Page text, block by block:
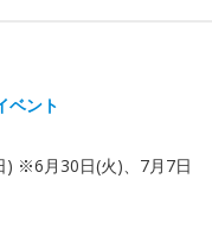
ベント
) ※6月30日(火)、7月7日